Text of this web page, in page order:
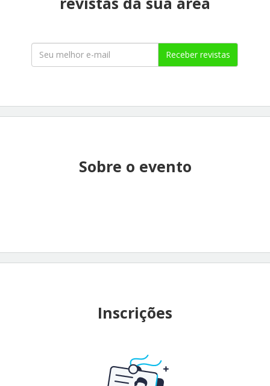
Receber revistas
Sobre o evento
Inscrições